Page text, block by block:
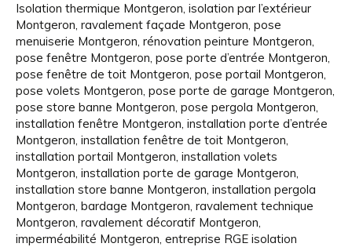
Isolation thermique Montgeron, isolation par l’extérieur
Montgeron, ravalement façade Montgeron, pose
menuiserie Montgeron, rénovation peinture Montgeron,
pose fenêtre Montgeron, pose porte d’entrée Montgeron,
pose fenêtre de toit Montgeron, pose portail Montgeron,
pose volets Montgeron, pose porte de garage Montgeron,
pose store banne Montgeron, pose pergola Montgeron,
installation fenêtre Montgeron, installation porte d’entrée
Montgeron, installation fenêtre de toit Montgeron,
installation portail Montgeron, installation volets
Montgeron, installation porte de garage Montgeron,
installation store banne Montgeron, installation pergola
Montgeron, bardage Montgeron, ravalement technique
Montgeron, ravalement décoratif Montgeron,
imperméabilité Montgeron, entreprise RGE isolation